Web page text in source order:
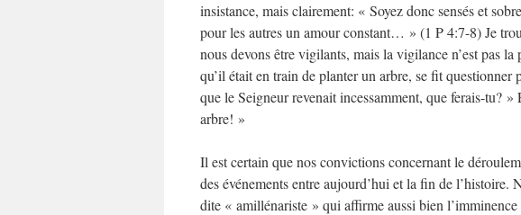
insistance, mais clairement: « Soyez donc sensés et
pour les autres un amour constant… » (1 P 4:7-8) Je
nous devons être vigilants, mais la vigilance n’est pas
qu’il était en train de planter un arbre, se fit
que le Seigneur revenait incessamment, que ferais-tu?
arbre! »
Il est certain que nos convictions concernant le
des événements entre aujourd’hui et la fin de l’histoire.
dite « amillénariste » qui affirme aussi bien